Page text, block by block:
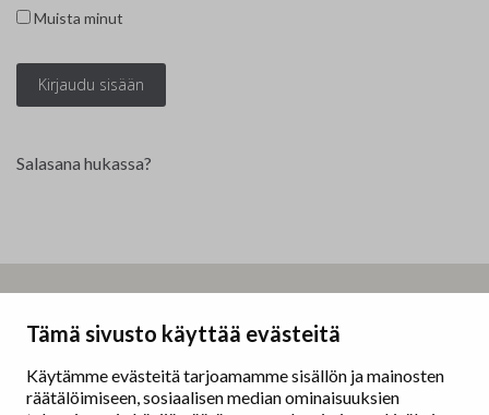
Tämä sivusto käyttää evästeitä
Käytämme evästeitä tarjoamamme sisällön ja mainosten
räätälöimiseen, sosiaalisen median ominaisuuksien
Muista minut
Salasana hukassa?
Erottajankatu 9 B
00130 Helsinki